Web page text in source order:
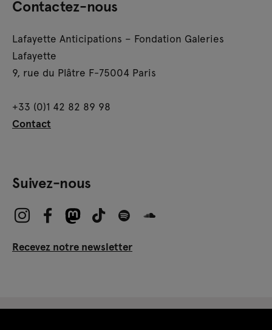
Contactez-nous
Lafayette Anticipations – Fondation Galeries
Lafayette
9, rue du Plâtre F-75004 Paris
+33 (0)1 42 82 89 98
Contact
Suivez-nous
Recevez notre newsletter